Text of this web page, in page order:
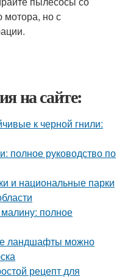
мотора, но с
на сайте:
к черной гнили:
полное руководство по
и национальные парки
полное
ландшафты можно
рецепт для